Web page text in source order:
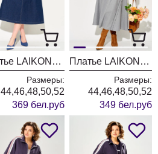
Платье LAIKONY L-494 темно- синий
Размеры:
44,46,48,50,52
369 бел.руб
Платье LAIKONY L-194 серый
Размеры:
44,46,48,50,52
349 бел.руб